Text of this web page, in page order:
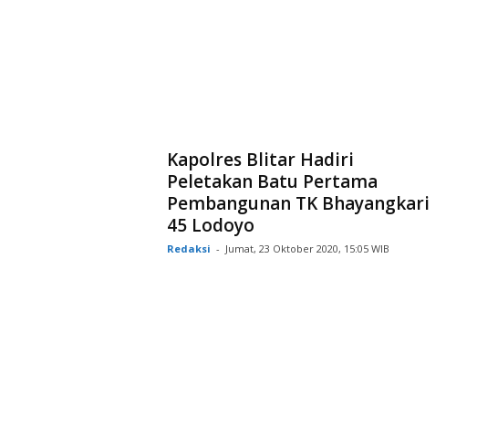
Kapolres Blitar Hadiri
Peletakan Batu Pertama
Pembangunan TK Bhayangkari
45 Lodoyo
Redaksi - Jumat, 23 Oktober 2020, 15:05 WIB